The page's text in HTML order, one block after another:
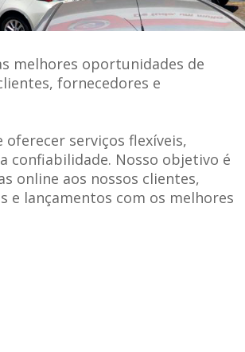
melhores oportunidades de
fornecedores e
serviços flexíveis,
confiabilidade. Nosso objetivo é
online aos nossos clientes,
e lançamentos com os melhores